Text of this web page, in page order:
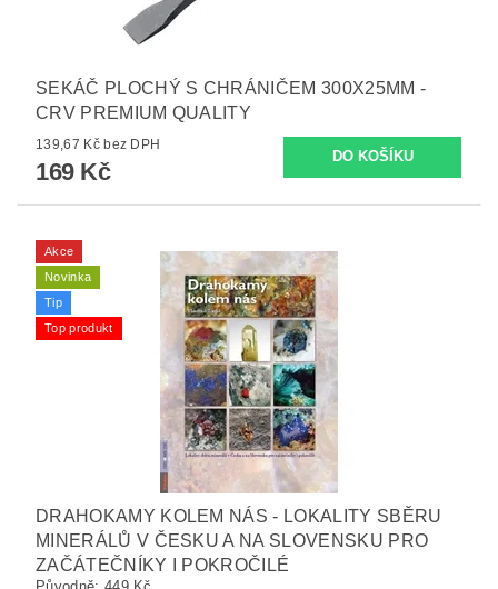
SEKÁČ PLOCHÝ S CHRÁNIČEM 300X25MM -
CRV PREMIUM QUALITY
139,67 Kč bez DPH
169 Kč
Akce
Novinka
Tip
Top produkt
DRAHOKAMY KOLEM NÁS - LOKALITY SBĚRU
MINERÁLŮ V ČESKU A NA SLOVENSKU PRO
ZAČÁTEČNÍKY I POKROČILÉ